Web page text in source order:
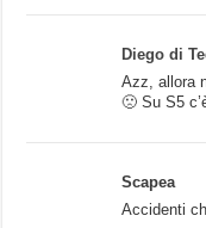
Diego di
Azz, allora
🙁 Su S5
Scapea
Accidenti